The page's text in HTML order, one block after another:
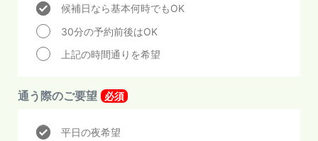
候補日なら基本何時でもOK
30分の予約前後はOK
上記の時間通りを希望
通う際のご要望 必須
平日の夜希望